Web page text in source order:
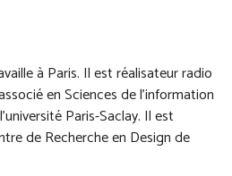
à Paris. Il est réalisateur radio
en Sciences de l'information
Paris-Saclay. Il est
de Recherche en Design de